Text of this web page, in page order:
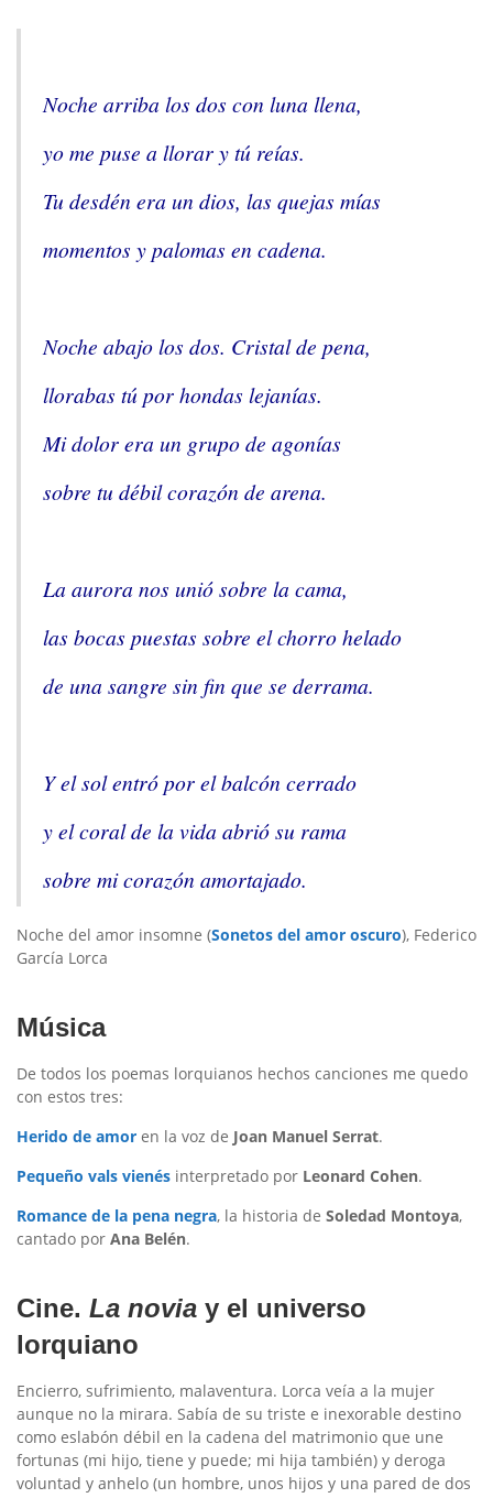
Noche arriba los dos con luna llena,
yo me puse a llorar y tú reías.
Tu desdén era un dios, las quejas mías
momentos y palomas en cadena.
Noche abajo los dos. Cristal de pena,
llorabas tú por hondas lejanías.
Mi dolor era un grupo de agonías
sobre tu débil corazón de arena.
La aurora nos unió sobre la cama,
las bocas puestas sobre el chorro helado
de una sangre sin fin que se derrama.
Y el sol entró por el balcón cerrado
y el coral de la vida abrió su rama
sobre mi corazón amortajado.
Noche del amor insomne (Sonetos del amor oscuro), Federico
García Lorca
Música
De todos los poemas lorquianos hechos canciones me quedo
con estos tres:
Herido de amor en la voz de Joan Manuel Serrat.
Pequeño vals vienés interpretado por Leonard Cohen.
Romance de la pena negra, la historia de Soledad Montoya,
cantado por Ana Belén.
Cine. La novia y el universo
lorquiano
Encierro, sufrimiento, malaventura. Lorca veía a la mujer
aunque no la mirara. Sabía de su triste e inexorable destino
como eslabón débil en la cadena del matrimonio que une
fortunas (mi hijo, tiene y puede; mi hija también) y deroga
voluntad y anhelo (un hombre, unos hijos y una pared de dos